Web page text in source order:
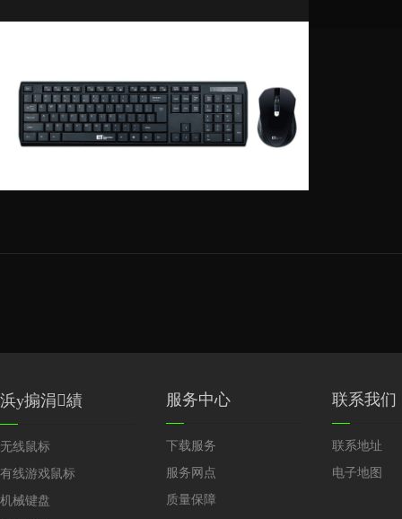
浜у搧涓績
无线鼠标
有线游戏鼠标
机械键盘
服务中心
下载服务
服务网点
质量保障
联系我们
联系地址
电子地图